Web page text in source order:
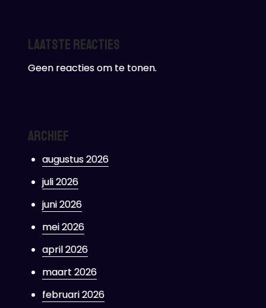
Laatste reacties
Geen reacties om te tonen.
Archief
augustus 2026
juli 2026
juni 2026
mei 2026
april 2026
maart 2026
februari 2026